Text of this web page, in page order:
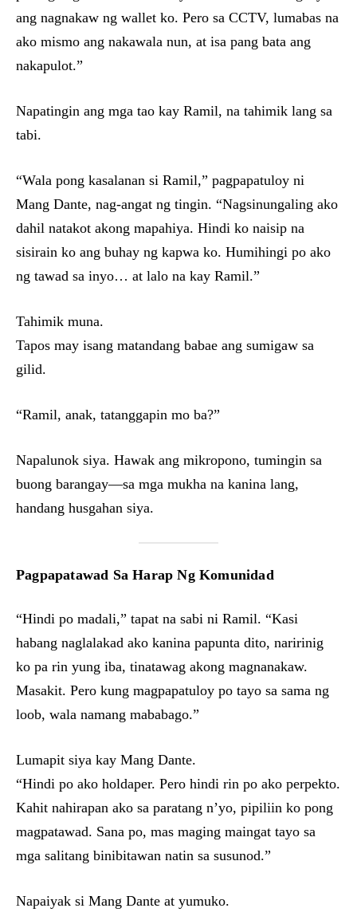
ang nagnakaw ng wallet ko. Pero sa CCTV, lumabas na
ako mismo ang nakawala nun, at isa pang bata ang
nakapulot.”
Napatingin ang mga tao kay Ramil, na tahimik lang sa
tabi.
“Wala pong kasalanan si Ramil,” pagpapatuloy ni
Mang Dante, nag-angat ng tingin. “Nagsinungaling ako
dahil natakot akong mapahiya. Hindi ko naisip na
sisirain ko ang buhay ng kapwa ko. Humihingi po ako
ng tawad sa inyo… at lalo na kay Ramil.”
Tahimik muna.
Tapos may isang matandang babae ang sumigaw sa
gilid.
“Ramil, anak, tatanggapin mo ba?”
Napalunok siya. Hawak ang mikropono, tumingin sa
buong barangay—sa mga mukha na kanina lang,
handang husgahan siya.
Pagpapatawad Sa Harap Ng Komunidad
“Hindi po madali,” tapat na sabi ni Ramil. “Kasi
habang naglalakad ako kanina papunta dito, naririnig
ko pa rin yung iba, tinatawag akong magnanakaw.
Masakit. Pero kung magpapatuloy po tayo sa sama ng
loob, wala namang mababago.”
Lumapit siya kay Mang Dante.
“Hindi po ako holdaper. Pero hindi rin po ako perpekto.
Kahit nahirapan ako sa paratang n’yo, pipiliin ko pong
magpatawad. Sana po, mas maging maingat tayo sa
mga salitang binibitawan natin sa susunod.”
Napaiyak si Mang Dante at yumuko.